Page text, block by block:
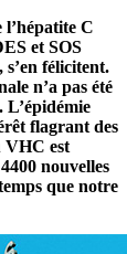
C
et SOS
félicitent.
n’a pas été
L’épidémie
flagrant des
VHC est
nouvelles
que notre